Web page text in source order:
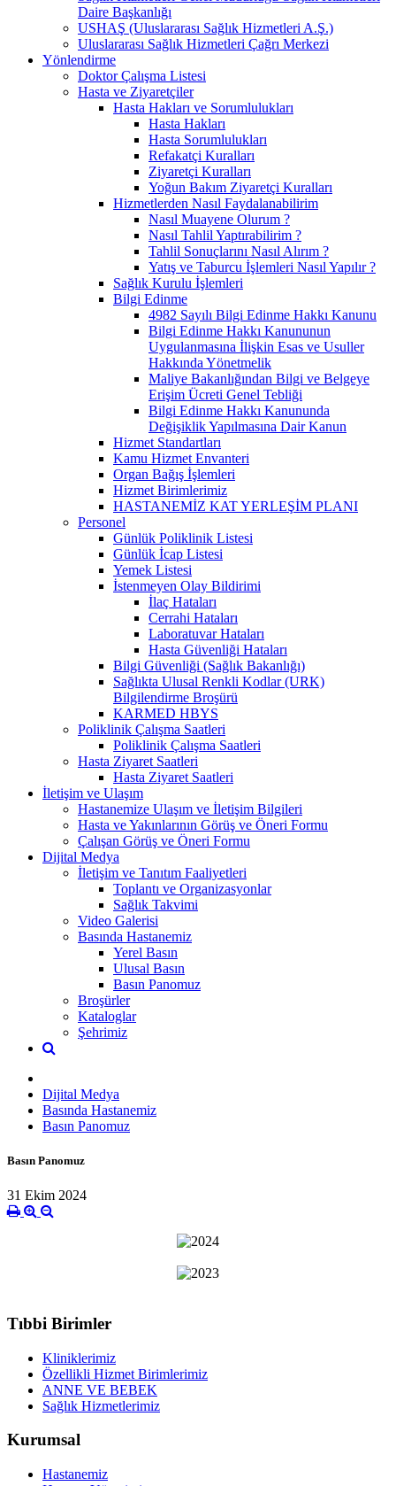
Daire Başkanlığı
USHAŞ (Uluslararası Sağlık Hizmetleri A.Ş.)
Uluslararası Sağlık Hizmetleri Çağrı Merkezi
Yönlendirme
Doktor Çalışma Listesi
Hasta ve Ziyaretçiler
Hasta Hakları ve Sorumlulukları
Hasta Hakları
Hasta Sorumlulukları
Refakatçi Kuralları
Ziyaretçi Kuralları
Yoğun Bakım Ziyaretçi Kuralları
Hizmetlerden Nasıl Faydalanabilirim
Nasıl Muayene Olurum ?​
Nasıl Tahlil Yaptırabilirim ?
Tahlil Sonuçlarını Nasıl Alırım ?
Yatış ve Taburcu İşlemleri Nasıl Yapılır ?
Sağlık Kurulu İşlemleri
Bilgi Edinme
4982 Sayılı Bilgi Edinme Hakkı Kanunu
Bilgi Edinme Hakkı Kanununun
Uygulanmasına İlişkin Esas ve Usuller
Hakkında Yönetmelik
Maliye Bakanlığından Bilgi ve Belgeye
Erişim Ücreti Genel Tebliği
Bilgi Edinme Hakkı Kanununda
Değişiklik Yapılmasına Dair Kanun
Hizmet Standartları
Kamu Hizmet Envanteri
Organ Bağış İşlemleri
Hizmet Birimlerimiz
HASTANEMİZ KAT YERLEŞİM PLANI
Personel
Günlük Poliklinik Listesi
Günlük İcap Listesi
Yemek Listesi
İstenmeyen Olay Bildirimi
İlaç Hataları
Cerrahi Hataları
Laboratuvar Hataları
Hasta Güvenliği Hataları
Bilgi Güvenliği (Sağlık Bakanlığı)
Sağlıkta Ulusal Renkli Kodlar (URK)
Bilgilendirme Broşürü
KARMED HBYS
Poliklinik Çalışma Saatleri
Poliklinik Çalışma Saatleri
Hasta Ziyaret Saatleri
Hasta Ziyaret Saatleri
İletişim ve Ulaşım
Hastanemize Ulaşım ve İletişim Bilgileri
Hasta ve Yakınlarının Görüş ve Öneri Formu
Çalışan Görüş ve Öneri Formu
Dijital Medya
İletişim ve Tanıtım Faaliyetleri
Toplantı ve Organizasyonlar
Sağlık Takvimi
Video Galerisi
Basında Hastanemiz
Yerel Basın
Ulusal Basın
Basın Panomuz
Broşürler
Kataloglar
Şehrimiz
Dijital Medya
Basında Hastanemiz
Basın Panomuz
Basın Panomuz
31 Ekim 2024
Tıbbi Birimler
Kliniklerimiz
Özellikli Hizmet Birimlerimiz
ANNE VE BEBEK
Sağlık Hizmetlerimiz
Kurumsal
Hastanemiz